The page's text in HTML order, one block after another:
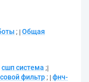
; Общая
сшп система ;
фильтр ; фнч-